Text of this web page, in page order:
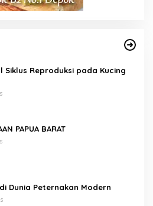
Siklus Reproduksi pada Kucing
PAPUA BARAT
Dunia Peternakan Modern